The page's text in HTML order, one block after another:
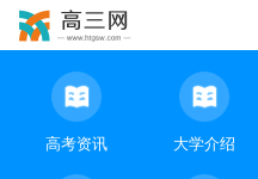
高考资讯 大学介绍